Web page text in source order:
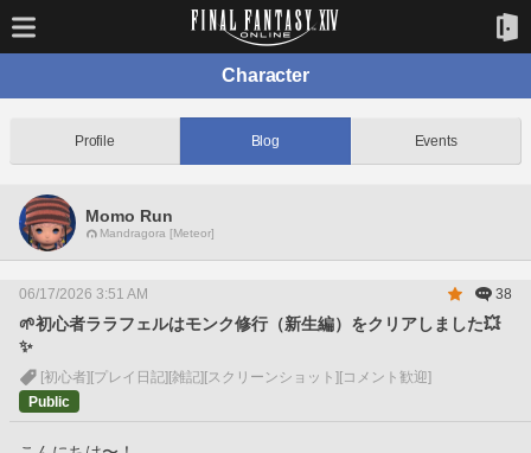
Character
Profile Blog Events
Momo Run
Mandragora [Meteor]
06/17/2026 3:51 AM 38
🌱初心者ララフェルはモンク修行（新生編）をクリアしました💥
✨
[初心者] [プレイ日記] [雑記] [スクリーンショット] [コメント歓迎]
Public